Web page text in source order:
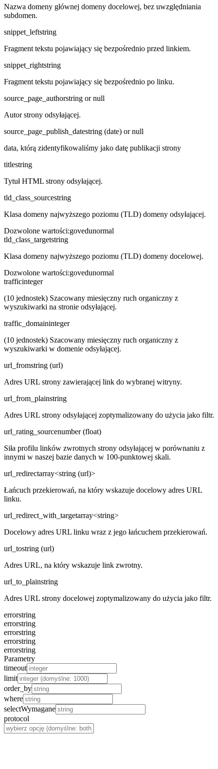
Nazwa domeny głównej domeny docelowej, bez uwzględniania
subdomen.
snippet_leftstring
Fragment tekstu pojawiający się bezpośrednio przed linkiem.
snippet_rightstring
Fragment tekstu pojawiający się bezpośrednio po linku.
source_page_authorstring or null
Autor strony odsyłającej.
source_page_publish_datestring (date) or null
data, którą zidentyfikowaliśmy jako datę publikacji strony
titlestring
Tytuł HTML strony odsyłającej.
tld_class_sourcestring
Klasa domeny najwyższego poziomu (TLD) domeny odsyłającej.
Dozwolone wartości:govedunormal
tld_class_targetstring
Klasa domeny najwyższego poziomu (TLD) domeny docelowej.
Dozwolone wartości:govedunormal
trafficinteger
(10 jednostek) Szacowany miesięczny ruch organiczny z
wyszukiwarki na stronie odsyłającej.
traffic_domaininteger
(10 jednostek) Szacowany miesięczny ruch organiczny z
wyszukiwarki w domenie odsyłającej.
url_fromstring (url)
Adres URL strony zawierającej link do wybranej witryny.
url_from_plainstring
Adres URL strony odsyłającej zoptymalizowany do użycia jako filtr.
url_rating_sourcenumber (float)
Siła profilu linków zwrotnych strony odsyłającej w porównaniu z
innymi w naszej bazie danych w 100-punktowej skali.
url_redirectarray<string (url)>
Łańcuch przekierowań, na który wskazuje docelowy adres URL
linku.
url_redirect_with_targetarray<string>
Docelowy adres URL linku wraz z jego łańcuchem przekierowań.
url_tostring (url)
Adres URL, na który wskazuje link zwrotny.
url_to_plainstring
Adres URL strony docelowej zoptymalizowany do użycia jako filtr.
errorstring
errorstring
errorstring
errorstring
errorstring
Parametry
timeout
limit
order_by
where
selectWymagane
protocol